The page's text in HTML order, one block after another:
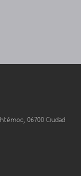
06700 Ciudad